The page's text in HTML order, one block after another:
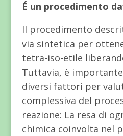
É un procedimento
Il procedimento
via sintetica per
tetra-iso-etile
Tuttavia, è
diversi fattori per
complessiva del
reazione: La resa di
chimica coinvolta nel